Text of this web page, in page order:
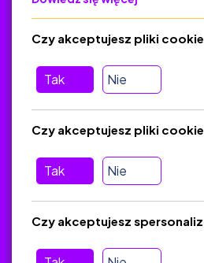
Regulamin
O platformie
Baza materiałów
Jak zostać autorem
FAQ
wiadomość nie trafiła do folderu SPAM)
Tak Nie
Czy akceptujesz pliki
Tak Nie
Czy akceptujesz pliki
Czy akceptujesz